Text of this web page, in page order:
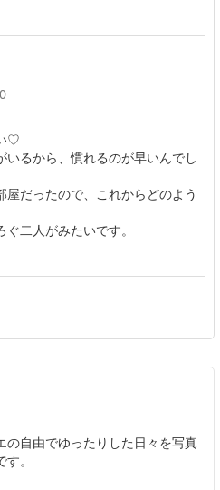
♡
るから、慣れるのが早いんでし
だったので、これからどのよう
二人がみたいです。
の自由でゆったりした日々を写真
。